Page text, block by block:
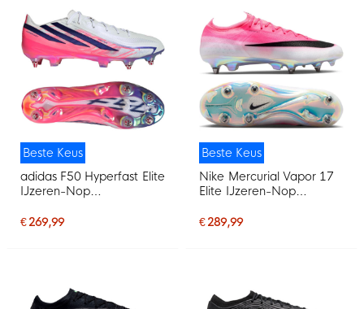
Beste Keus
adidas F50 Hyperfast Elite
IJzeren-Nop
Wit Paars Roze
€ 269,99
Beste Keus
Nike Mercurial Vapor 17
Elite IJzeren-Nop
Felroze Wit Zwart
€ 289,99